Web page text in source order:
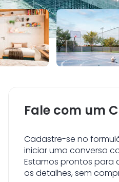
Fale com um
Cadastre-se no
iniciar uma conversa
Estamos prontos para
os detalhes, sem